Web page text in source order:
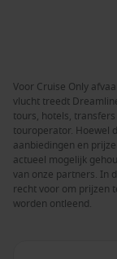
Voor Cruise Only
vlucht treedt
tours, hotels,
touroperator. Hoewel
aanbiedingen en
actueel mogelijk
van onze partners. In
recht voor om prijzen
worden ontleend.